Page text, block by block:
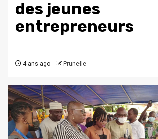
des jeunes
entrepreneurs
4 ans ago Prunelle